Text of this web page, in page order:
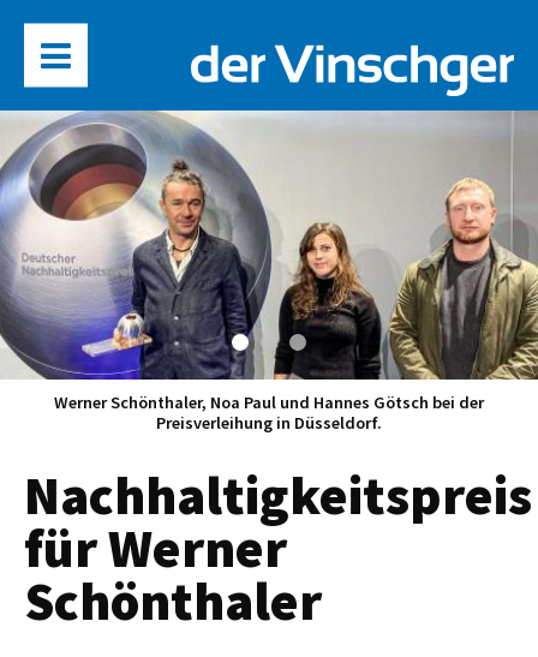
Werner Schönthaler, Noa Paul und Hannes Götsch bei der
Preisverleihung in Düsseldorf.
Nachhaltigkeitspreis
für Werner
Schönthaler